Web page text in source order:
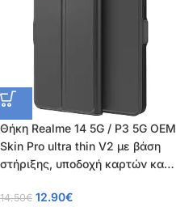
Θήκη Realme 14 5G / P3 5G OEM
Skin Pro ultra thin V2 με βάση
στήριξης, υποδοχή καρτών και
από συνθετικό δέρμα και TPU
14.50€ 12.90€